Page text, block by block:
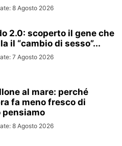
8 Agosto 2026
2.0: scoperto il gene che
il “cambio di sesso”...
7 Agosto 2026
al mare: perché
fa meno fresco di
pensiamo
8 Agosto 2026